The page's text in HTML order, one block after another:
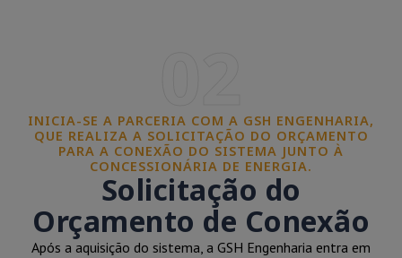
INICIA-SE A PARCERIA COM A GSH ENGENHARIA,
QUE REALIZA A SOLICITAÇÃO DO ORÇAMENTO
PARA A CONEXÃO DO SISTEMA JUNTO À
CONCESSIONÁRIA DE ENERGIA.
Solicitação do
Orçamento de Conexão
Após a aquisição do sistema, a GSH Engenharia entra em